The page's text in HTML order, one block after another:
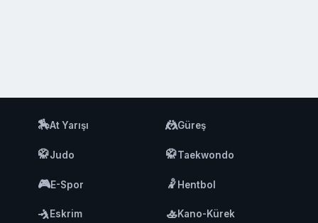
🏇At Yarışı 🤼Güreş
🥋Judo 🥋Taekwondo
🎮E-Spor 🤾Hentbol
🤺Eskrim 🚣Kano-Kürek